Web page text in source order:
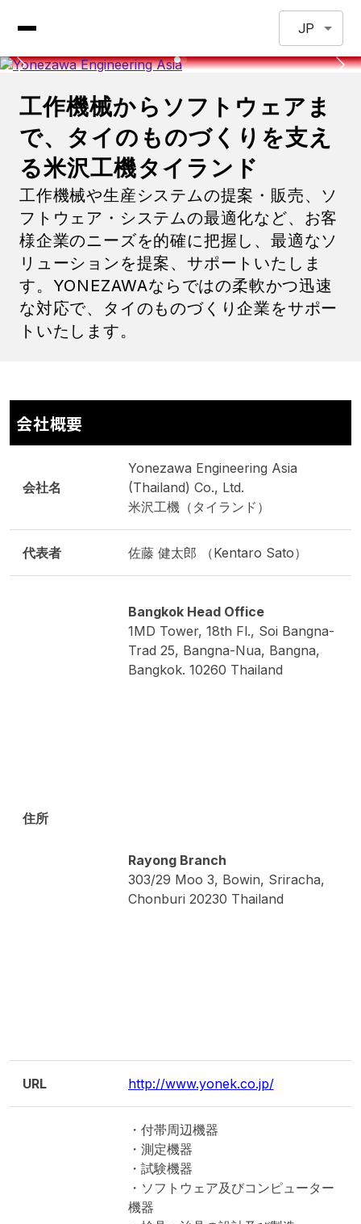
JP
工作機械からソフトウェアま
で、タイのものづくりを支え
る米沢工機タイランド
工作機械や生産システムの提案・販売、ソ
フトウェア・システムの最適化など、お客
様企業のニーズを的確に把握し、最適なソ
リューションを提案、サポートいたしま
す。YONEZAWAならではの柔軟かつ迅速
な対応で、タイのものづくり企業をサポー
トいたします。
会社概要
会社名
Yonezawa Engineering Asia
(Thailand) Co., Ltd.
米沢工機（タイランド）
代表者 佐藤 健太郎 （Kentaro Sato）
住所
Bangkok Head Office
1MD Tower, 18th Fl., Soi Bangna-
Trad 25, Bangna-Nua, Bangna,
Bangkok. 10260 Thailand
Rayong Branch
303/29 Moo 3, Bowin, Sriracha,
Chonburi 20230 Thailand
URL http://www.yonek.co.jp/
・付帯周辺機器
・測定機器
・試験機器
・ソフトウェア及びコンピューター
機器